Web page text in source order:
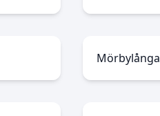
Mörbylånga